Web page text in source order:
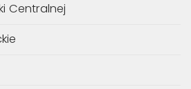
Centralnej